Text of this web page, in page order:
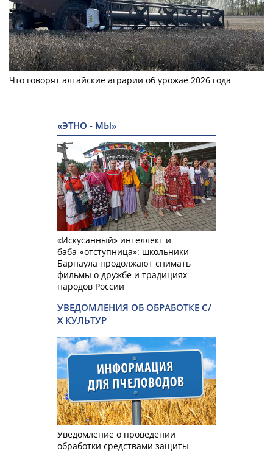
Что говорят алтайские аграрии об урожае 2026 года
«ЭТНО - МЫ»
«Искусанный» интеллект и
баба-«отступница»: школьники
Барнаула продолжают снимать
фильмы о дружбе и традициях
народов России
УВЕДОМЛЕНИЯ ОБ ОБРАБОТКЕ С/
Х КУЛЬТУР
Уведомление о проведении
обработки средствами защиты